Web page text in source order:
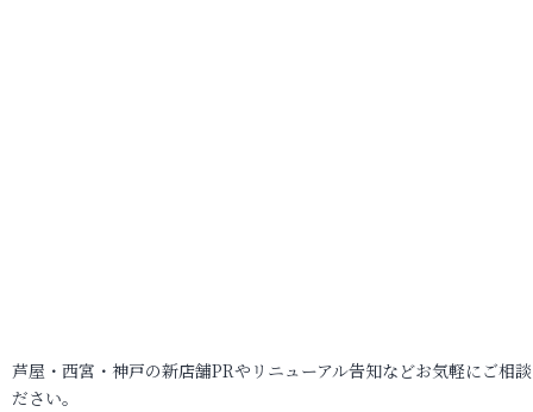
芦屋・西宮・神戸の新店舗PRやリニューアル告知などお気軽にご相
ださい。